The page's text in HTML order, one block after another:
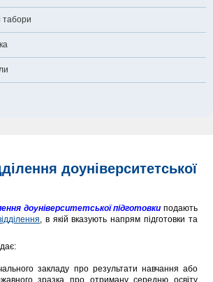
табори
доуніверситетської
доуніверситетської підготовки подають
, в якій вказують напрям підготовки та
закладу про результати навчання або
зразка про отриману середню освіту